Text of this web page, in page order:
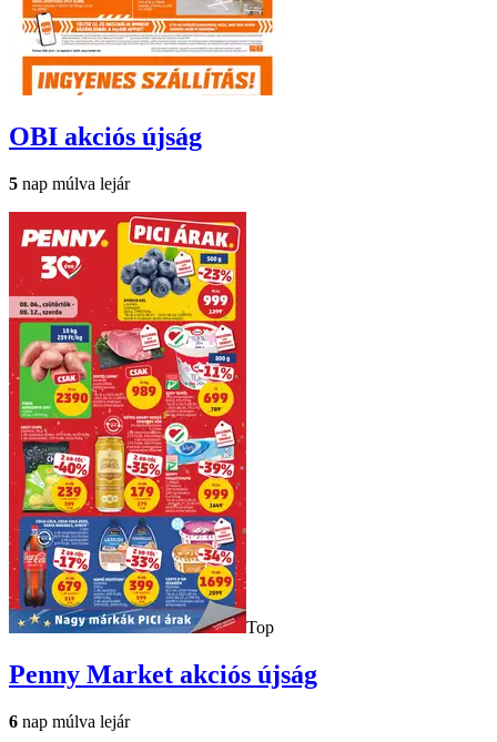
OBI akciós újság
5 nap múlva lejár
Top
Penny Market akciós újság
6 nap múlva lejár